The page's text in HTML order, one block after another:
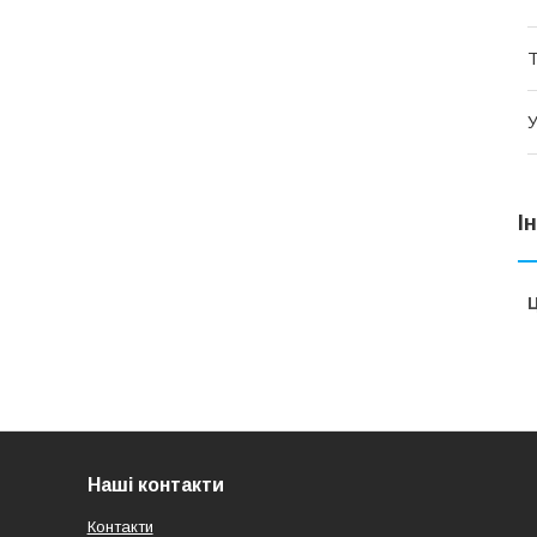
Наші контакти
Контакти